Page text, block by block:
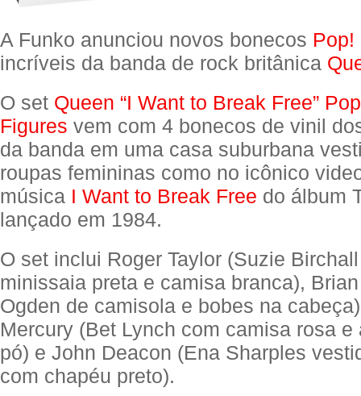
A Funko anunciou novos bonecos Pop!
incríveis da banda de rock britânica
O set Queen “I Want to Break Free”
Figures vem com 4 bonecos de vinil
da banda em uma casa suburbana
roupas femininas como no icônico
música I Want to Break Free do álbum
lançado em 1984.
O set inclui Roger Taylor (Suzie
minissaia preta e camisa branca),
Ogden de camisola e bobes na
Mercury (Bet Lynch com camisa rosa e
pó) e John Deacon (Ena Sharples
com chapéu preto).